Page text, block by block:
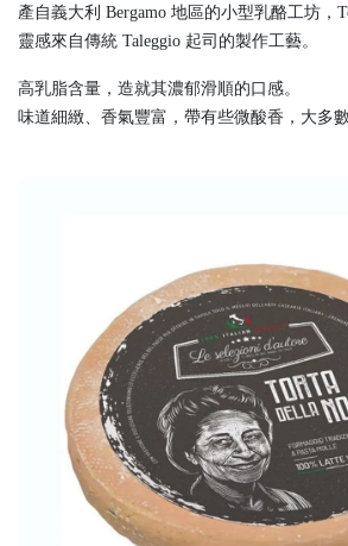
產自義大利 Bergamo 地區的小型乳酪工坊，
靈感來自傳統 Taleggio 起司的製作工藝。
高乳脂含量，造就其濃郁滑順的口感。
味道細緻、香氣豐富，帶有些微酸香，大多